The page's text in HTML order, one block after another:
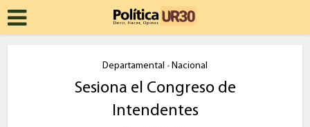
Departamental • Nacional
Sesiona el Congreso de
Intendentes